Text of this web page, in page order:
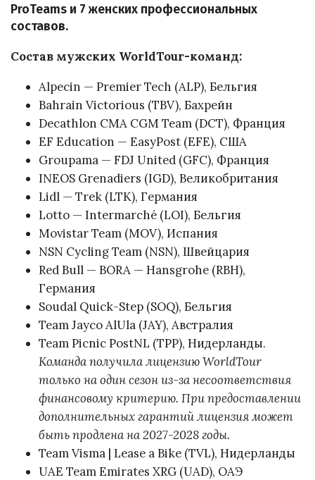
ProTeams и 7 женских профессиональных
составов.
Состав мужских WorldTour-команд:
Alpecin — Premier Tech (ALP), Бельгия
Bahrain Victorious (TBV), Бахрейн
Decathlon CMA CGM Team (DCT), Франция
EF Education — EasyPost (EFE), США
Groupama — FDJ United (GFC), Франция
INEOS Grenadiers (IGD), Великобритания
Lidl — Trek (LTK), Германия
Lotto — Intermarché (LOI), Бельгия
Movistar Team (MOV), Испания
NSN Cycling Team (NSN), Швейцария
Red Bull — BORA — Hansgrohe (RBH),
Германия
Soudal Quick-Step (SOQ), Бельгия
Team Jayco AlUla (JAY), Австралия
Team Picnic PostNL (TPP), Нидерланды.
Команда получила лицензию WorldTour
только на один сезон из-за несоответствия
финансовому критерию. При предоставлении
дополнительных гарантий лицензия может
быть продлена на 2027-2028 годы.
Team Visma | Lease a Bike (TVL), Нидерланды
UAE Team Emirates XRG (UAD), ОАЭ